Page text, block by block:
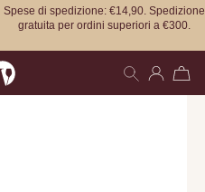
Spese di spedizione: €14,90. Spedizione
gratuita per ordini superiori a €300.